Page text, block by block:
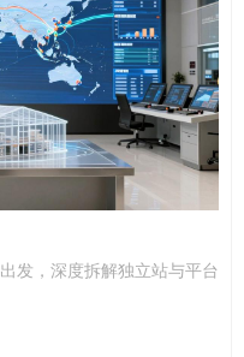
发，深度拆解独立站与平台